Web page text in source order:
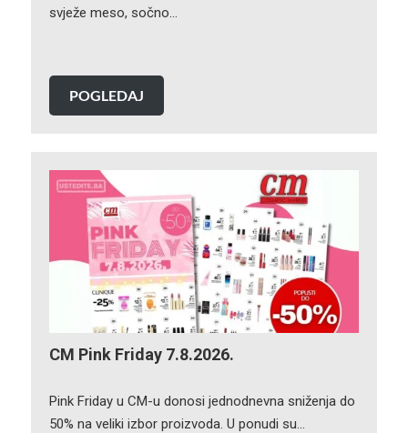
svježe meso, sočno…
POGLEDAJ
CM Pink Friday 7.8.2026.
Pink Friday u CM-u donosi jednodnevna sniženja do
50% na veliki izbor proizvoda. U ponudi su…